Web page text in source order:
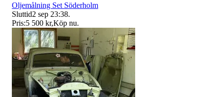
Oljemålning Set Söderholm
Sluttid2 sep 23:38.
Pris:5 500 kr,Köp nu.